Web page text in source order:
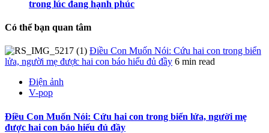
trong lúc đang hạnh phúc
Có thể bạn quan tâm
Điều Con Muốn Nói: Cứu hai con trong biển
lửa, người mẹ được hai con báo hiếu đủ đầy 6 min read
Điện ảnh
V-pop
Điều Con Muốn Nói: Cứu hai con trong biển lửa, người mẹ
được hai con báo hiếu đủ đầy